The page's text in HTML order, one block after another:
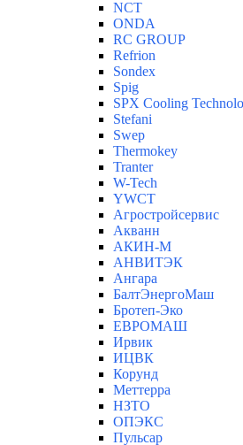
NCT
ONDA
RC GROUP
Refrion
Sondex
Spig
SPX Cooling
Stefani
Swep
Thermokey
Tranter
W-Tech
YWCT
Агростройсервис
Акванн
АКИН-М
АНВИТЭК
Ангара
БалтЭнергоМаш
Бротеп-Эко
ЕВРОМАШ
Ирвик
ИЦВК
Корунд
Меттерра
НЗТО
ОПЭКС
Пульсар